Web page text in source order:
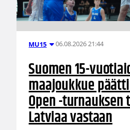
MU15 06.08.2026 21:44
Suomen 15-
maajoukkue
Open -turnauksen
Latviaa vastaan